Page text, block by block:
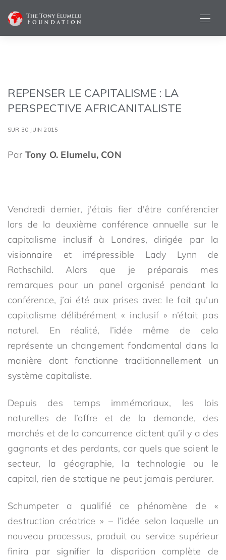
REPENSER LE CAPITALISME : LA
PERSPECTIVE AFRICANITALISTE
SUR 30 JUIN 2015
Par Tony O. Elumelu, CON
Vendredi dernier, j'étais fier d'être conférencier
lors de la deuxième conférence annuelle sur le
capitalisme inclusif à Londres, dirigée par la
visionnaire et irrépressible Lady Lynn de
Rothschild. Alors que je préparais mes
remarques pour un panel organisé pendant la
conférence, j’ai été aux prises avec le fait qu’un
capitalisme délibérément « inclusif » n’était pas
naturel. En réalité, l’idée même de cela
représente un changement fondamental dans la
manière dont fonctionne traditionnellement un
système capitaliste.
Depuis des temps immémoriaux, les lois
naturelles de l’offre et de la demande, des
marchés et de la concurrence dictent qu’il y a des
gagnants et des perdants, car quels que soient le
secteur, la géographie, la technologie ou le
capital, rien de statique ne peut jamais perdurer.
Schumpeter a qualifié ce phénomène de «
destruction créatrice » – l’idée selon laquelle un
nouveau processus, produit ou service supérieur
finira par signifier la disparition complète de